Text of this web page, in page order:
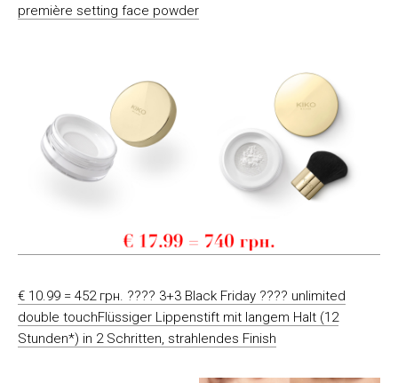
première setting face powder
€ 10.99 = 452 грн. ???? 3+3 Black Friday ???? unlimited
double touchFlüssiger Lippenstift mit langem Halt (12
Stunden*) in 2 Schritten, strahlendes Finish